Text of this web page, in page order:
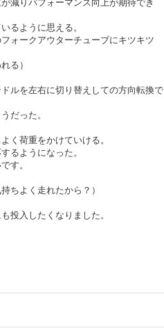
減りパフォーマンス向上が期待でき
るように思える。
ォークアウターチューブにキツキツ
る）
ルを左右に切り替えしての方向転換で
だった。
く荷重をかけていける。
るようになった。
す。
ちよく走れたから？）
投入したくなりました。